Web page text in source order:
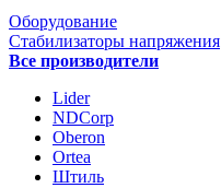
Оборудование
Стабилизаторы напряжения
Все производители
Lider
NDCorp
Oberon
Ortea
Штиль